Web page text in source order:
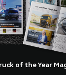
of the Year